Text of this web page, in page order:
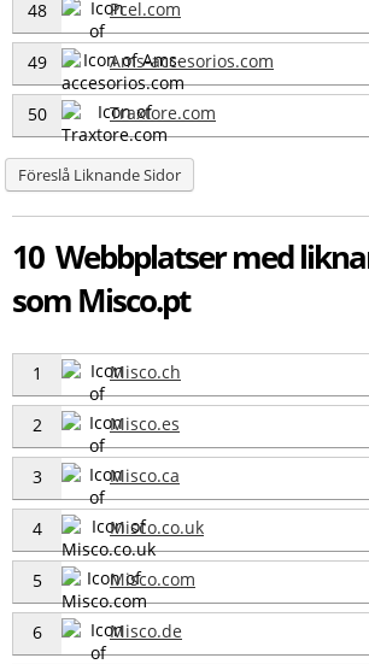
48 Pcel.com
49 Ams-accesorios.com
50 Traxtore.com
Föreslå Liknande Sidor
10 Webbplatser med
som Misco.pt
1 Misco.ch
2 Misco.es
3 Misco.ca
4 Misco.co.uk
5 Misco.com
6 Misco.de